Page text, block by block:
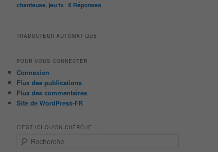
chanteuse jeu tv |6 Réponses
TRADUCTEUR AUTOMATIQUE
POUR VOUS CONNECTER
Connexion
Flux des publications
Flux des commentaires
Site de WordPress-FR
C’EST ICI QU’ON CHERCHE …